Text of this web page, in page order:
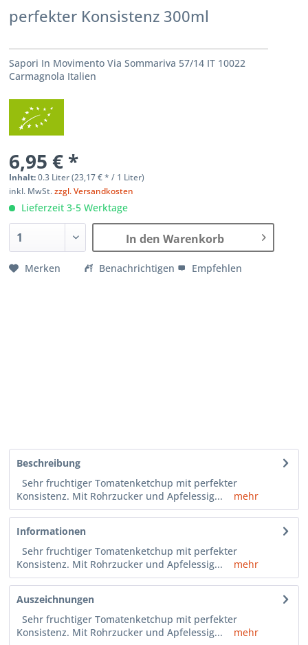
perfekter Konsistenz 300ml
Sapori In Movimento Via Sommariva 57/14 IT 10022
Carmagnola Italien
6,95 € *
Inhalt:0.3 Liter (23,17 €* / 1 Liter)
inkl. MwSt.zzgl. Versandkosten
Lieferzeit 3-5 Werktage
In den Warenkorb
Merken Benachrichtigen Empfehlen
Beschreibung
Sehr fruchtiger Tomatenketchup mit perfekter
Konsistenz. Mit Rohrzucker und Apfelessig...
mehr
Informationen
Sehr fruchtiger Tomatenketchup mit perfekter
Konsistenz. Mit Rohrzucker und Apfelessig...
mehr
Auszeichnungen
Sehr fruchtiger Tomatenketchup mit perfekter
Konsistenz. Mit Rohrzucker und Apfelessig...
mehr